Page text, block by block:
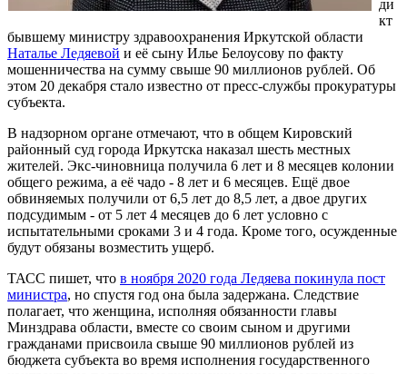
ди
кт
бывшему министру здравоохранения Иркутской области
Наталье Ледяевой и её сыну Илье Белоусову по факту
мошенничества на сумму свыше 90 миллионов рублей. Об
этом 20 декабря стало известно от пресс-службы прокуратуры
субъекта.
В надзорном органе отмечают, что в общем Кировский
районный суд города Иркутска наказал шесть местных
жителей. Экс-чиновница получила 6 лет и 8 месяцев колонии
общего режима, а её чадо - 8 лет и 6 месяцев. Ещё двое
обвиняемых получили от 6,5 лет до 8,5 лет, а двое других
подсудимым - от 5 лет 4 месяцев до 6 лет условно с
испытательными сроками 3 и 4 года. Кроме того, осужденные
будут обязаны возместить ущерб.
ТАСС пишет, что в ноября 2020 года Ледяева покинула пост
министра, но спустя год она была задержана. Следствие
полагает, что женщина, исполняя обязанности главы
Минздрава области, вместе со своим сыном и другими
гражданами присвоила свыше 90 миллионов рублей из
бюджета субъекта во время исполнения государственного